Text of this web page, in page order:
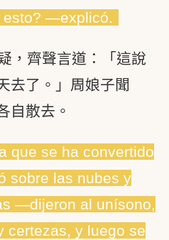
esto? ―explicó.
，齊聲言道：「這說
去了。」周娘子聞
自散去。
que se ha convertido
sobre las nubes y
―dijeron al unísono,
certezas, y luego se